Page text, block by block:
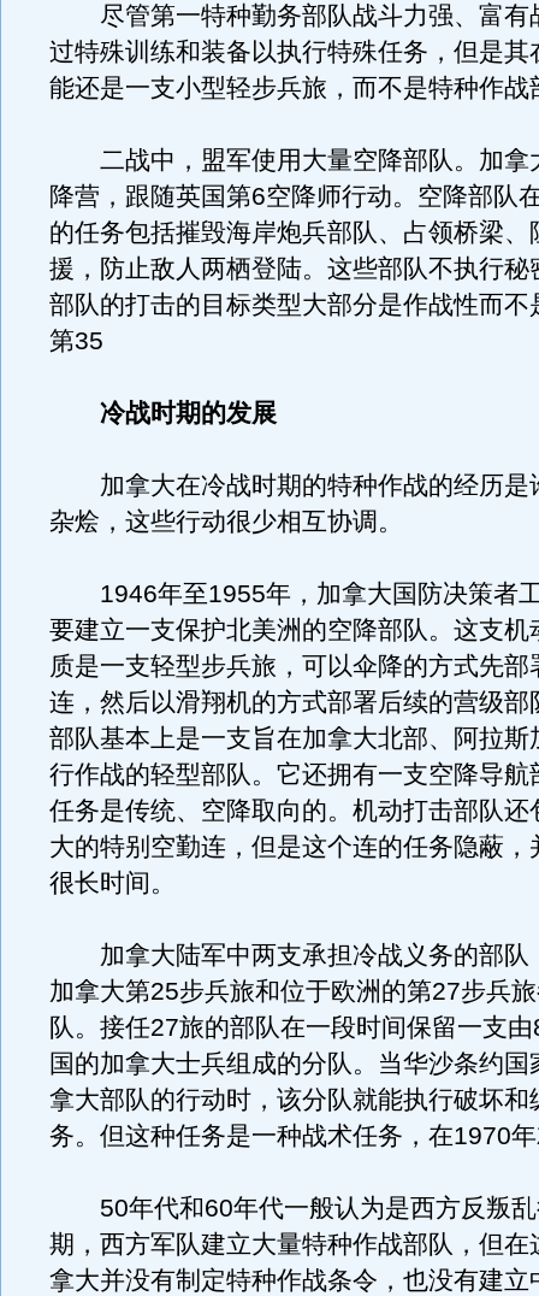
尽管第一特种勤务部队战斗力强、富有
过特殊训练和装备以执行特殊任务，但是其
能还是一支小型轻步兵旅，而不是特种作战
二战中，盟军使用大量空降部队。加拿
降营，跟随英国第6空降师行动。空降部队
的任务包括摧毁海岸炮兵部队、占领桥梁、
援，防止敌人两栖登陆。这些部队不执行秘
部队的打击的目标类型大部分是作战性而不
第35
冷战时期的发展
加拿大在冷战时期的特种作战的经历是
杂烩，这些行动很少相互协调。
1946年至1955年，加拿大国防决策者
要建立一支保护北美洲的空降部队。这支机
质是一支轻型步兵旅，可以伞降的方式先部
连，然后以滑翔机的方式部署后续的营级部
部队基本上是一支旨在加拿大北部、阿拉斯
行作战的轻型部队。它还拥有一支空降导航
任务是传统、空降取向的。机动打击部队还
大的特别空勤连，但是这个连的任务隐蔽，
很长时间。
加拿大陆军中两支承担冷战义务的部队
加拿大第25步兵旅和位于欧洲的第27步兵
队。接任27旅的部队在一段时间保留一支
国的加拿大士兵组成的分队。当华沙条约国
拿大部队的行动时，该分队就能执行破坏和
务。但这种任务是一种战术任务，在1970
50年代和60年代一般认为是西方反叛乱
期，西方军队建立大量特种作战部队，但在
拿大并没有制定特种作战条令，也没有建立